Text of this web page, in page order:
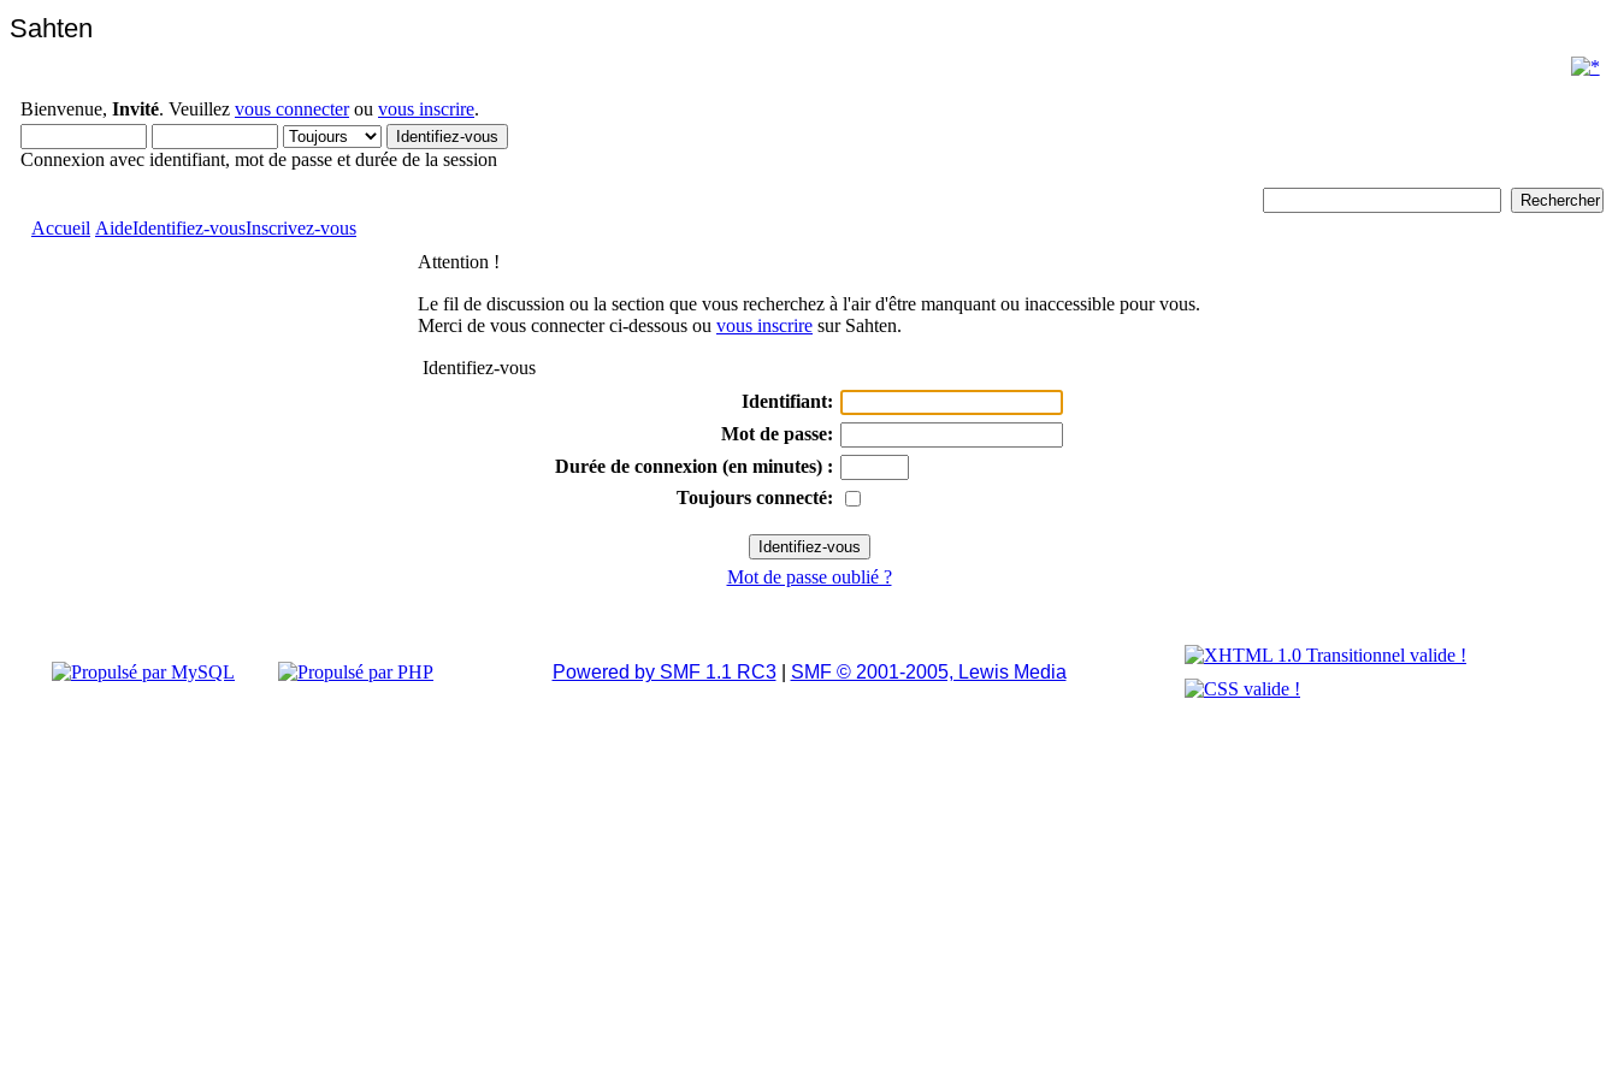
Sahten
Bienvenue, Invité. Veuillez vous connecterou vous inscrire.
Connexion avec identifiant, mot de passe et durée de la session
Accueil AideIdentifiez-vousInscrivez-vous
Attention !
Le fil de discussion ou la section que vous recherchez à l'air d'être manquant ou inaccessible pour vous.
Merci de vous connecter ci-dessous ou vous inscrire sur Sahten.
Identifiez-vous
Identifiant:
Mot de passe:
Durée de connexion (en minutes) :
Toujours connecté:
Mot de passe oublié ?
Powered by SMF 1.1 RC3| SMF © 2001-2005, Lewis Media